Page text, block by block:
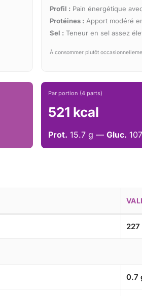
Profil : Pain énergétique
Protéines : Apport modéré
Sel : Teneur en sel assez
À consommer plutôt
Par portion (4 parts)
521 kcal
Prot. 15.7 g —Gluc.
0.7